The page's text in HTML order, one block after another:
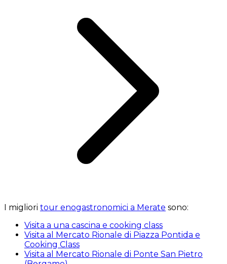
I migliori tour enogastronomici a Merate sono:
Visita a una cascina e cooking class
Visita al Mercato Rionale di Piazza Pontida e
Cooking Class
Visita al Mercato Rionale di Ponte San Pietro